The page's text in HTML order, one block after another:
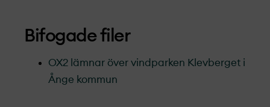
Bifogade filer
OX2 lämnar över vindparken Klevberget i
Ånge kommun